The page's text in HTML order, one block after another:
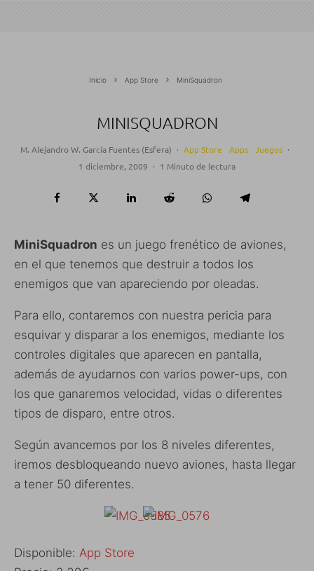
Inicio App Store MiniSquadron
MINISQUADRON
M. Alejandro W. García Fuentes (Esfera) · App Store Apps Juegos ·
1 diciembre, 2009 · 1 Minuto de lectura
MiniSquadron es un juego frenético de aviones,
en el que tenemos que destruir a todos los
enemigos que van apareciendo por oleadas.
Para ello, contaremos con nuestra pericia para
esquivar y disparar a los enemigos, mediante los
controles digitales que aparecen en pantalla,
además de ayudarnos con varios power-ups, con
los que ganaremos velocidad, vidas o diferentes
tipos de disparo, entre otros.
Según avancemos por los 8 niveles diferentes,
iremos desbloqueando nuevo aviones, hasta llegar
a tener 50 diferentes.
Disponible: App Store